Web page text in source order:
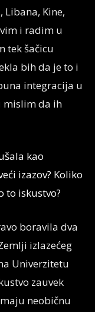
Kine,
i radim u
tek šačicu
bih da je to i
integracija u
mislim da ih
kao
izazov? Koliko
to iskustvo?
boravila dva
izlazećeg
Univerzitetu
zauvek
neobičnu